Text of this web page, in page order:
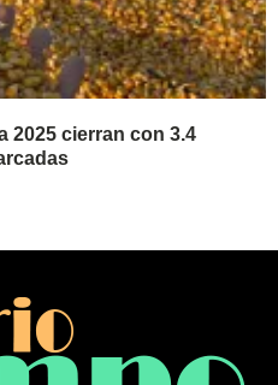
2025 cierran con 3.4